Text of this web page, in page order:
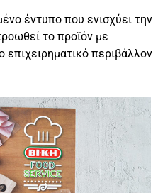
έντυπο που ενισχύει την
το προϊόν με
επιχειρηματικό περιβάλλον